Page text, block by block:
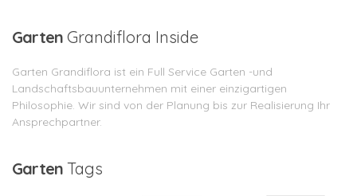
Garten Grandiflora Inside
Garten Grandiflora ist ein Full Service Garten -und
Landschaftsbauunternehmen mit einer einzigartigen
Philosophie. Wir sind von der Planung bis zur Realisierung Ihr
Ansprechpartner.
Garten Tags